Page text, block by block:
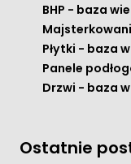
BHP - baza
Płytki - baza
Panele
Drzwi - baza
Ostatnie